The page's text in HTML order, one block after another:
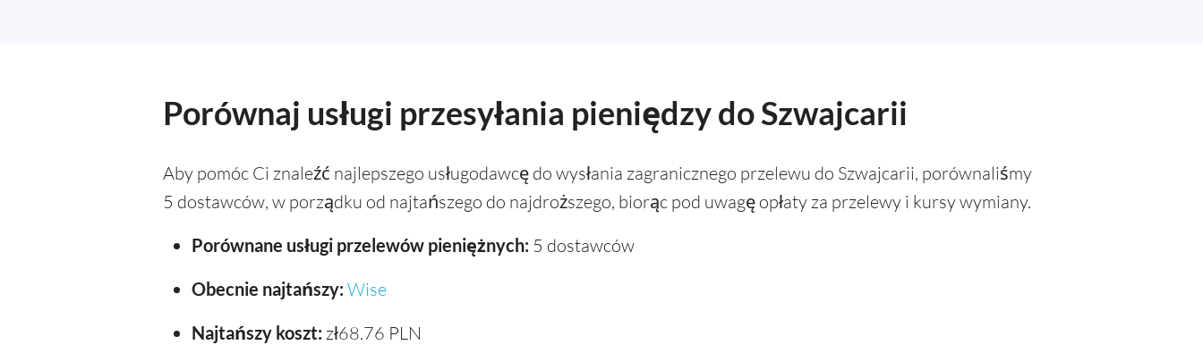
Porównaj usługi przesyłania pieniędzy do Szwajcarii
Aby pomóc Ci znaleźć najlepszego usługodawcę do wysłania zagranicznego przelewu do Szwajcarii, porównaliśmy
5 dostawców, w porządku od najtańszego do najdroższego, biorąc pod uwagę opłaty za przelewy i kursy wymiany.
Porównane usługi przelewów pieniężnych: 5 dostawców
Obecnie najtańszy: Wise
Najtańszy koszt: zł68.76 PLN